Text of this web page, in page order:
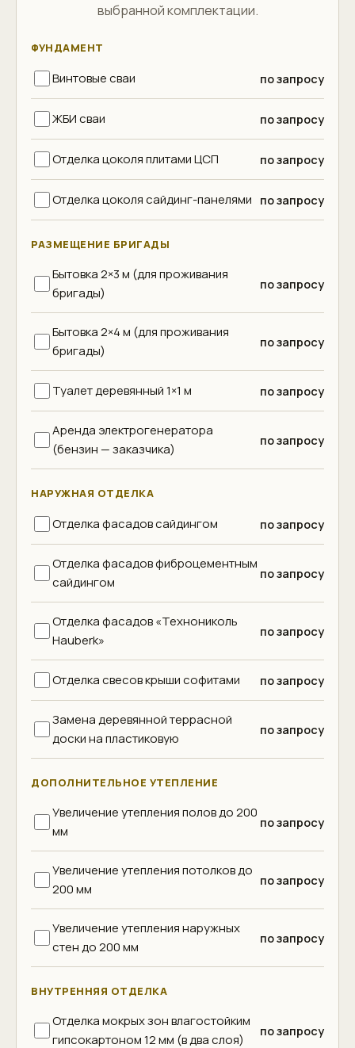
выбранной комплектации.
ФУНДАМЕНТ
Винтовые сваи по запросу
ЖБИ сваи по запросу
Отделка цоколя плитами ЦСП по запросу
Отделка цоколя сайдинг-панелями по запросу
РАЗМЕЩЕНИЕ БРИГАДЫ
Бытовка 2×3 м (для проживания
бригады)
по запросу
Бытовка 2×4 м (для проживания
бригады)
по запросу
Туалет деревянный 1×1 м по запросу
Аренда электрогенератора
(бензин — заказчика)
по запросу
НАРУЖНАЯ ОТДЕЛКА
Отделка фасадов сайдингом по запросу
Отделка фасадов фиброцементным
сайдингом
по запросу
Отделка фасадов «Технониколь
Hauberk»
по запросу
Отделка свесов крыши софитами по запросу
Замена деревянной террасной
доски на пластиковую
по запросу
ДОПОЛНИТЕЛЬНОЕ УТЕПЛЕНИЕ
Увеличение утепления полов до 200
мм
по запросу
Увеличение утепления потолков до
200 мм
по запросу
Увеличение утепления наружных
стен до 200 мм
по запросу
ВНУТРЕННЯЯ ОТДЕЛКА
Отделка мокрых зон влагостойким
гипсокартоном 12 мм (в два слоя)
по запросу